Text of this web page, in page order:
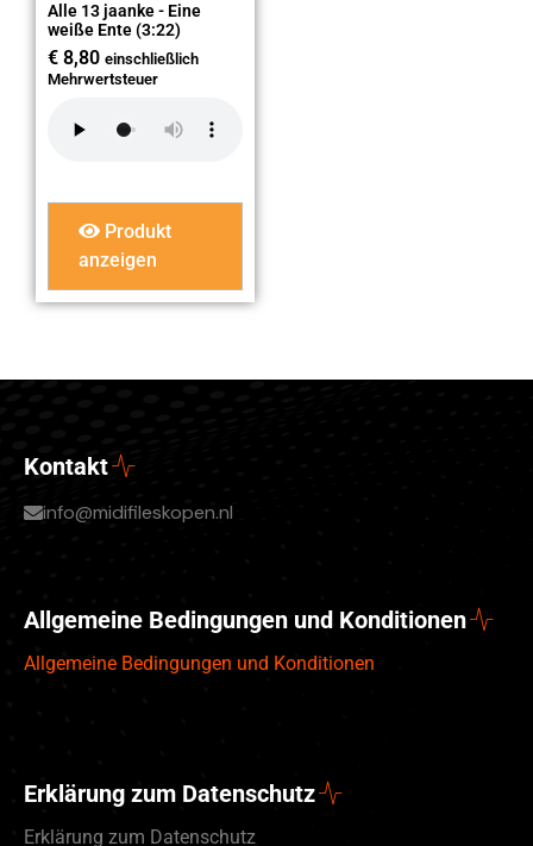
Alle 13 jaanke - Eine
weiße Ente (3:22)
€ 8,80 einschließlich
Mehrwertsteuer
Produkt
anzeigen
Kontakt
info@midifileskopen.nl
Allgemeine Bedingungen und Konditionen
Allgemeine Bedingungen und Konditionen
Erklärung zum Datenschutz
Erklärung zum Datenschutz